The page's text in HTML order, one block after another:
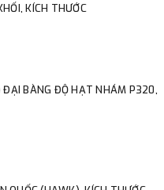
KÍCH THƯỚC
ĐẠI BÀNG ĐỘ HẠT NHÁM P320,